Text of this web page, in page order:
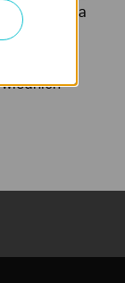
umożliwia